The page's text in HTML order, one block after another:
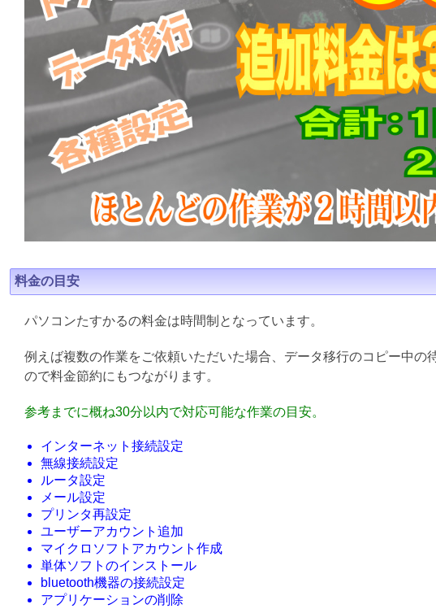
料金の目安
パソコンたすかるの料金は時間制となっています。
例えば複数の作業をご依頼いただいた場合、データ移行のコピー中
ので料金節約にもつながります。
参考までに概ね30分以内で対応可能な作業の目安。
インターネット接続設定
無線接続設定
ルータ設定
メール設定
プリンタ再設定
ユーザーアカウント追加
マイクロソフトアカウント作成
単体ソフトのインストール
bluetooth機器の接続設定
アプリケーションの削除